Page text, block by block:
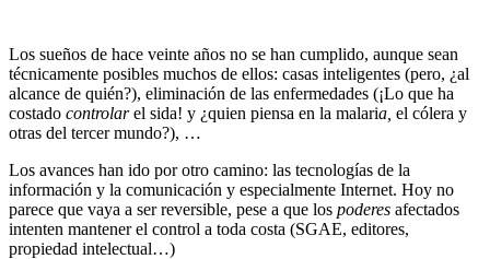
Los sueños de hace veinte años no se han cumplido, aunque sean
técnicamente posibles muchos de ellos: casas inteligentes (pero, ¿al
alcance de quién?), eliminación de las enfermedades (¡Lo que ha
costado controlarel sida! y ¿quien piensa en la malaria, el cólera y
otras del tercer mundo?), …
Los avances han ido por otro camino: las tecnologías de la
información y la comunicación y especialmente Internet. Hoy no
parece que vaya a ser reversible, pese a que los poderes afectados
intenten mantener el control a toda costa (SGAE, editores,
propiedad intelectual…)